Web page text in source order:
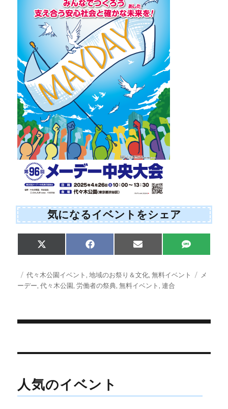
気になるイベントをシェア
Share
on
X
(
w
i
t
)
Share
on
F
a
e
b
o
Share
on
E
m
i
l
Share
on
S
M
投
稿
カ
テ
代々木公園イベント ,地域のお祭り＆文化,無料イベント
タ
メ
ーデー,代々木公園,労働者の祭典,無料イベント ,連合
稿
ビ
人気のイベント